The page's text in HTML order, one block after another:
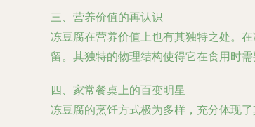
三、营养价值的再认识
冻豆腐在营养价值上也有其独特之处。
留。其独特的物理结构使得它在食用时
四、家常餐桌上的百变明星
冻豆腐的烹饪方式极为多样，充分体现了